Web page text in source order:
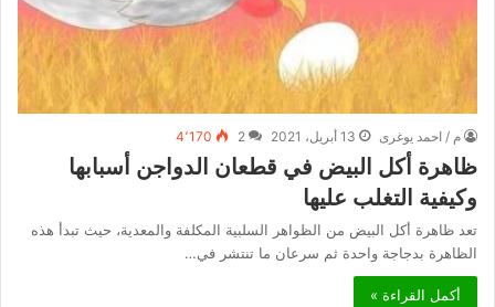
م / احمد يوغرى 13 أبريل، 2021 2 4٬170
ظاهرة أكل البيض في قطعان الدواجن أسبابها
وكيفية التغلب عليها
تعد ظاهرة أكل البيض من الظواهر السلبية المكلفة والمعدية، حيث تبدأ هذه
الظاهرة بدجاجة واحدة ثم سرعان ما تنتشر في…
أكمل القراءة »